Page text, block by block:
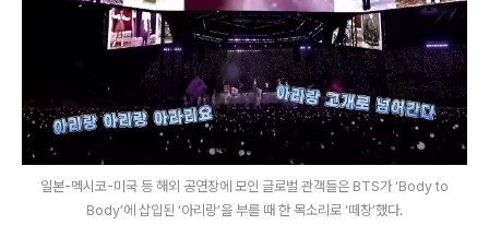
일본-멕시코-미국 등 해외 공연장에 모인 글로벌 관객들은 BTS가 ‘Body to
Body’에 삽입된 ‘아리랑’을 부를 때 한 목소리로 ‘떼창’했다.